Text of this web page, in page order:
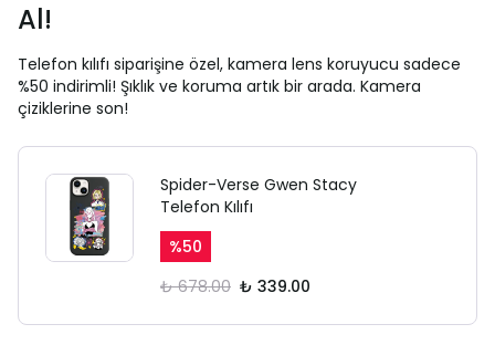
Al!
Telefon kılıfı siparişine özel, kamera lens koruyucu sadece
%50 indirimli! Şıklık ve koruma artık bir arada. Kamera
çiziklerine son!
Spider-Verse Gwen Stacy
Telefon Kılıfı
%50
₺ 678.00 ₺ 339.00